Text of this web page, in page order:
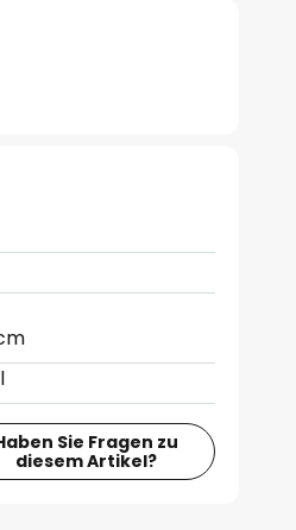
Sie Fragen zu
diesem Artikel?